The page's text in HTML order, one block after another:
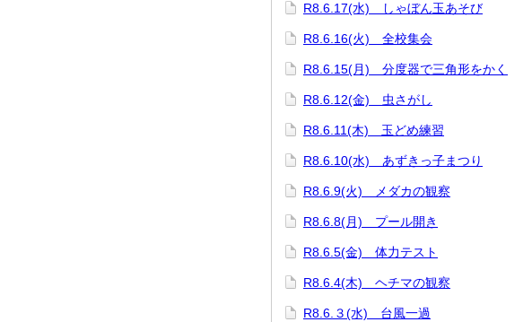
R8.6.17(水) しゃぼん玉あそび
R8.6.16(火) 全校集会
R8.6.15(月) 分度器で三角形をかく
R8.6.12(金) 虫さがし
R8.6.11(木) 玉どめ練習
R8.6.10(水) あずきっ子まつり
R8.6.9(火) メダカの観察
R8.6.8(月) プール開き
R8.6.5(金) 体力テスト
R8.6.4(木) ヘチマの観察
R8.6.３(水) 台風一過